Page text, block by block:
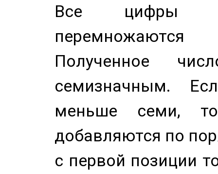
Все цифры
Полученное
семизначным.
меньше семи,
добавляются по
с первой позиции